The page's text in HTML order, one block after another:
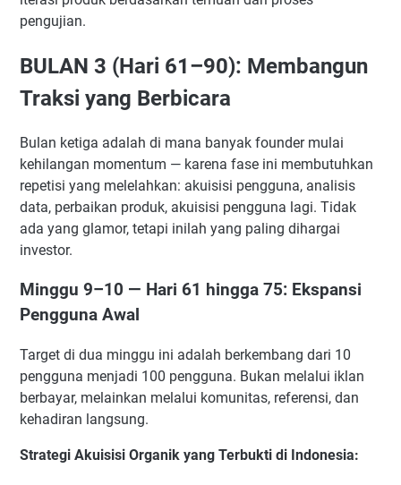
pengujian.
BULAN 3 (Hari 61–90): Membangun
Traksi yang Berbicara
Bulan ketiga adalah di mana banyak founder mulai
kehilangan momentum — karena fase ini membutuhkan
repetisi yang melelahkan: akuisisi pengguna, analisis
data, perbaikan produk, akuisisi pengguna lagi. Tidak
ada yang glamor, tetapi inilah yang paling dihargai
investor.
Minggu 9–10 — Hari 61 hingga 75: Ekspansi
Pengguna Awal
Target di dua minggu ini adalah berkembang dari 10
pengguna menjadi 100 pengguna. Bukan melalui iklan
berbayar, melainkan melalui komunitas, referensi, dan
kehadiran langsung.
Strategi Akuisisi Organik yang Terbukti di Indonesia: